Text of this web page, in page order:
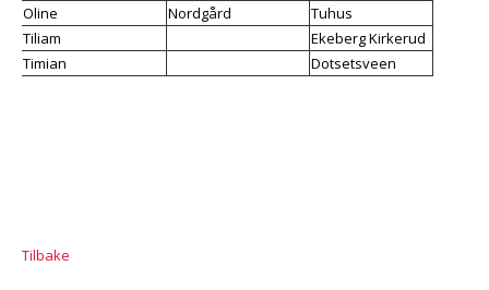
Oline
Nordgård
Tuhus
Tiliam
Ekeberg Kirkerud
Timian
Dotsetsveen
Tilbake